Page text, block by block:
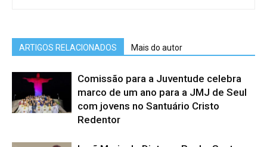
ARTIGOS RELACIONADOS Mais do autor
Comissão para a Juventude celebra
marco de um ano para a JMJ de Seul
com jovens no Santuário Cristo
Redentor